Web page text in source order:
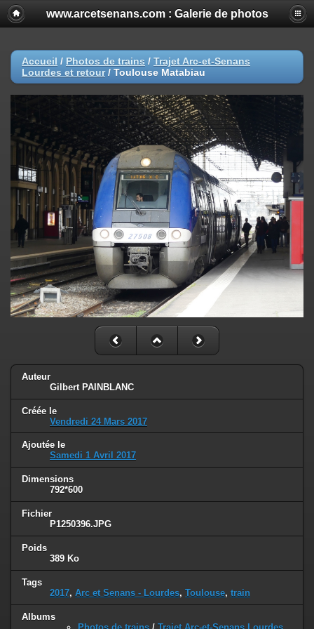
www.arcetsenans.com : Galerie de photos
Accueil / Photos de trains / Trajet Arc-et-Senans
Lourdes et retour/ Toulouse Matabiau
Auteur
Gilbert PAINBLANC
Créée le
Vendredi 24 Mars 2017
Ajoutée le
Samedi 1 Avril 2017
Dimensions
792*600
Fichier
P1250396.JPG
Poids
389 Ko
Tags
2017, Arc et Senans - Lourdes, Toulouse, train
Albums